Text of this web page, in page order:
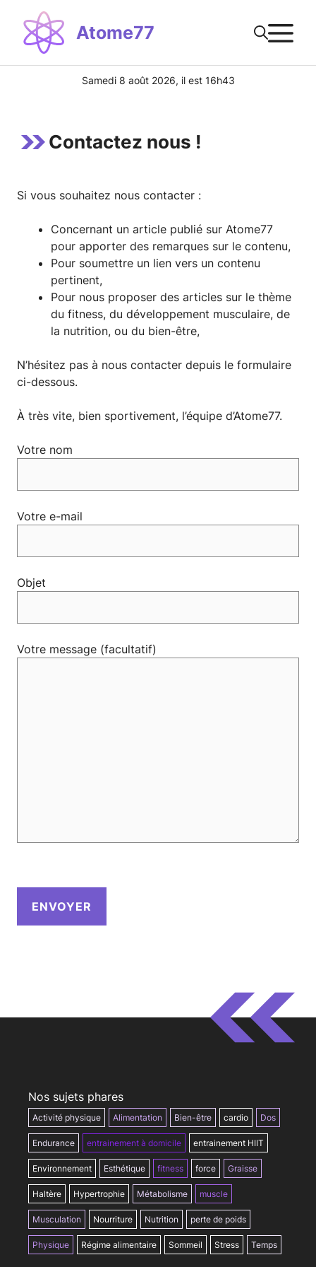
contenu
Atome77
Samedi 8 août 2026, il est 16h43
Contactez nous !
Si vous souhaitez nous contacter :
Concernant un article publié sur Atome77
pour apporter des remarques sur le contenu,
Pour soumettre un lien vers un contenu
pertinent,
Pour nous proposer des articles sur le thème
du fitness, du développement musculaire, de
la nutrition, ou du bien-être,
N’hésitez pas à nous contacter depuis le formulaire
ci-dessous.
À très vite, bien sportivement, l’équipe d’Atome77.
Votre nom
Votre e-mail
Objet
Votre message (facultatif)
Nos sujets phares
Activité physique Alimentation Bien-être cardio Dos
Endurance entrainement à domicile entrainement HIIT
Environnement Esthétique fitness force Graisse
Haltère Hypertrophie Métabolisme muscle
Musculation Nourriture Nutrition perte de poids
Physique Régime alimentaire Sommeil Stress Temps